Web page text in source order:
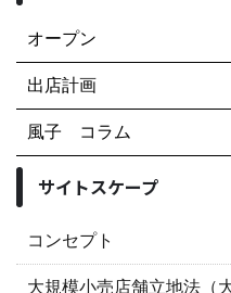
オープン
出店計画
風子 コラム
サイトスケープ
コンセプト
大規模小売店舗立地法（